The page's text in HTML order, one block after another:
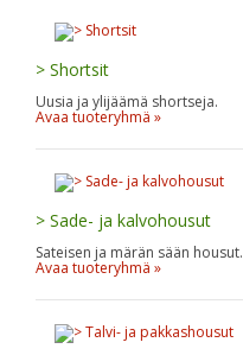
> Shortsit
Uusia ja ylijäämä shortseja.
Avaa tuoteryhmä »
> Sade- ja kalvohousut
Sateisen ja märän sään housut.
Avaa tuoteryhmä »